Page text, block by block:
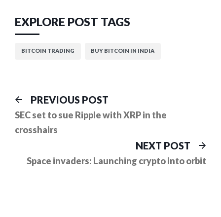
EXPLORE POST TAGS
BITCOIN TRADING BUY BITCOIN IN INDIA
Post
navigation
PREVIOUS POST
post:
SEC set to sue Ripple with XRP in the
crosshairs
NEXT POST
Space invaders: Launching crypto into orbit